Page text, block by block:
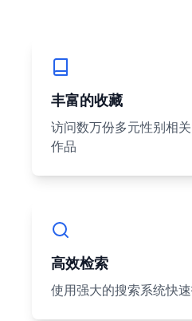
丰富的收藏
访问数万份多元性别相
作品
高效检索
使用强大的搜索系统快